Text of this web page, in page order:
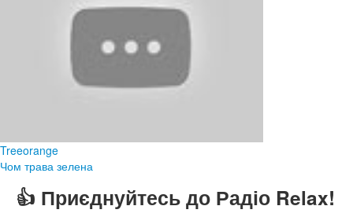
Treeorange
Чом трава зелена
👍 Приєднуйтесь до Радіо Relax!